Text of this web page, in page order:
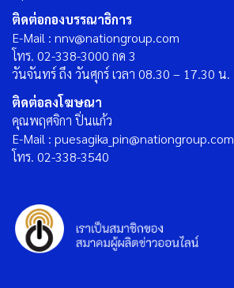
ติดต่อกองบรรณาธิการ
E-Mail : nnv@nationgroup.com
โทร. 02-338-3000 กด 3
วันจันทร์ ถึง วันศุกร์ เวลา 08.30 – 17.30 น.
ติดต่อลงโฆษณา
คุณพฤศจิกา ปิ่นแก้ว
E-Mail : puesagika_pin@nationgroup.com
โทร. 02-338-3540